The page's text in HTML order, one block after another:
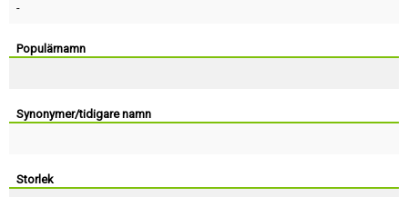
-
Populärnamn
Synonymer/tidigare namn
Storlek